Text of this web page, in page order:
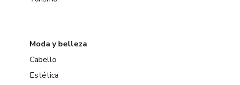
Moda y belleza
Cabello
Estética